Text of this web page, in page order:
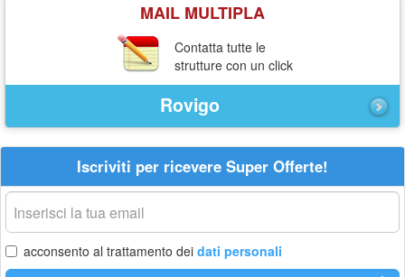
MAIL MULTIPLA
Contatta tutte le
strutture con un click
Rovigo
Iscriviti per ricevere Super Offerte!
La
tua
email
acconsento al trattamento dei dati personali